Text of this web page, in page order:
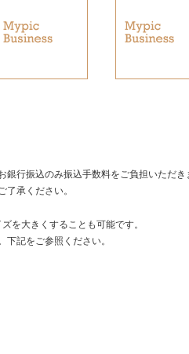
行振込のみ振込手数料をご負担いただき
承ください。
を大きくすることも可能です。
記をご参照ください。